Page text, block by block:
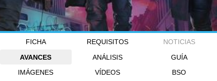
FICHA REQUISITOS
NOTICIAS
AVANCES
ANÁLISIS
GUÍA
IMÁGENES
VÍDEOS BSO